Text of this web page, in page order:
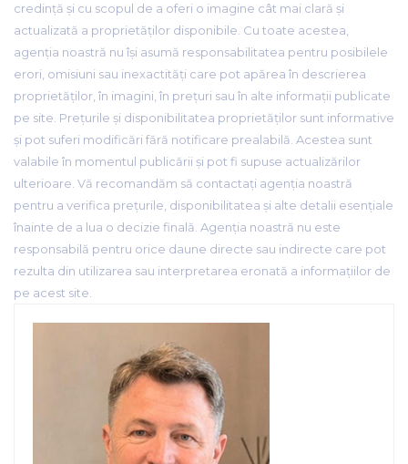
credință și cu scopul de a oferi o imagine cât mai clară și
actualizată a proprietăților disponibile. Cu toate acestea,
agenția noastră nu își asumă responsabilitatea pentru posibilele
erori, omisiuni sau inexactități care pot apărea în descrierea
proprietăților, în imagini, în prețuri sau în alte informații publicate
pe site. Prețurile și disponibilitatea proprietăților sunt informative
și pot suferi modificări fără notificare prealabilă. Acestea sunt
valabile în momentul publicării și pot fi supuse actualizărilor
ulterioare. Vă recomandăm să contactați agenția noastră
pentru a verifica prețurile, disponibilitatea și alte detalii esențiale
înainte de a lua o decizie finală. Agenția noastră nu este
responsabilă pentru orice daune directe sau indirecte care pot
rezulta din utilizarea sau interpretarea eronată a informațiilor de
pe acest site.